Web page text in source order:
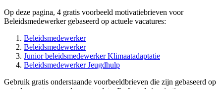
Op deze pagina, 4 gratis voorbeeld motivatiebrieven voor
Beleidsmedewerker gebaseerd op actuele vacatures:
Beleidsmedewerker
Beleidsmedewerker
Junior beleidsmedewerker Klimaatadaptatie
Beleidsmedewerker Jeugdhulp
Gebruik gratis onderstaande voorbeeldbrieven die zijn gebaseerd op